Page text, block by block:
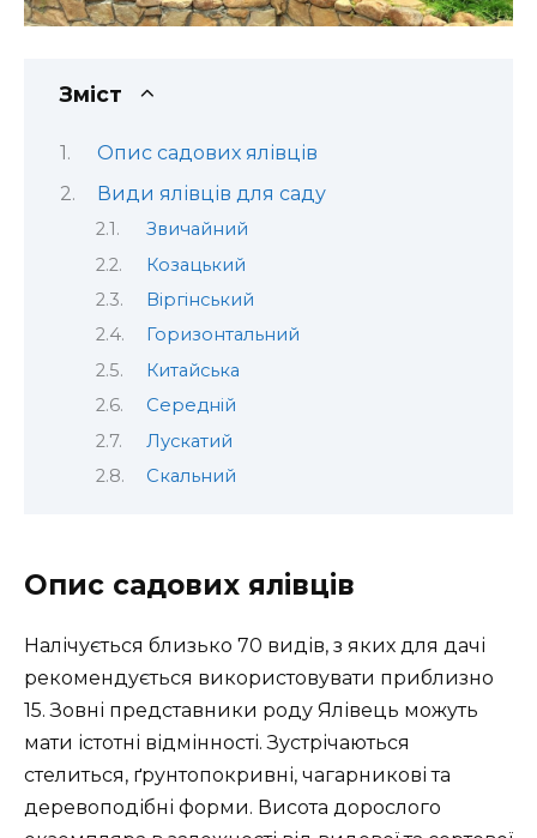
Зміст
Опис садових ялівців
Види ялівців для саду
Звичайний
Козацький
Віргінський
Горизонтальний
Китайська
Середній
Лускатий
Скальний
Опис садових ялівців
Налічується близько 70 видів, з яких для дачі
рекомендується використовувати приблизно
15. Зовні представники роду Ялівець можуть
мати істотні відмінності. Зустрічаються
стелиться, ґрунтопокривні, чагарникові та
деревоподібні форми. Висота дорослого